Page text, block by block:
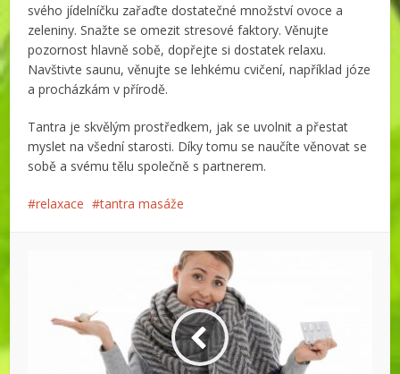
svého jídelníčku zařaďte dostatečné množství ovoce a
zeleniny. Snažte se omezit stresové faktory. Věnujte
pozornost hlavně sobě, dopřejte si dostatek relaxu.
Navštivte saunu, věnujte se lehkému cvičení, například józe
a procházkám v přírodě.
Tantra je skvělým prostředkem, jak se uvolnit a přestat
myslet na všední starosti. Díky tomu se naučíte věnovat se
sobě a svému tělu společně s partnerem.
relaxace tantra masáže